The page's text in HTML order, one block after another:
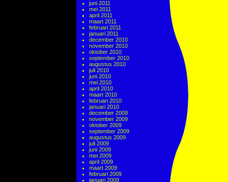
juni 2011
mei 2011
april 2011
maart 2011
februari 2011
januari 2011
december 2010
november 2010
oktober 2010
september 2010
augustus 2010
juli 2010
juni 2010
mei 2010
april 2010
maart 2010
februari 2010
januari 2010
december 2009
november 2009
oktober 2009
september 2009
augustus 2009
juli 2009
juni 2009
mei 2009
april 2009
maart 2009
februari 2009
januari 2009